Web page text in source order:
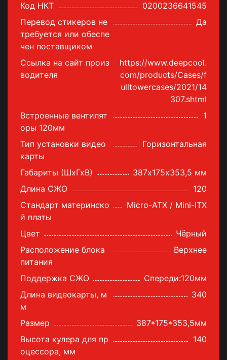
Код НКТ
0200236641545
Перевод стикеров не
требуется или обеспе
чен поставщиком
Да
Ссылка на сайт произ
водителя
https://www.deepcool.
com/products/Cases/f
ulltowercases/2021/14
307.shtml
Встроенные вентилят
оры 120мм
1
Тип установки видео
карты
Горизонтальная
Габариты (ШхГхВ)
387х175х353,5 мм
Длина СЖО
120
Стандарт материнско
й платы
Micro-ATX / Mini-ITX
Цвет
Чёрный
Расположение блока
питания
Верхнее
Поддержка СЖО
Спереди:120мм
Длина видеокарты, м
м
340
Размер
387*175*353,5мм
Высота кулера для пр
оцессора, мм
140